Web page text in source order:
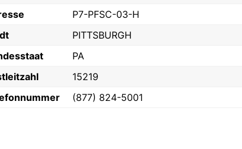
P7-PFSC-03-H
PITTSBURGH
PA
15219
(877) 824-5001